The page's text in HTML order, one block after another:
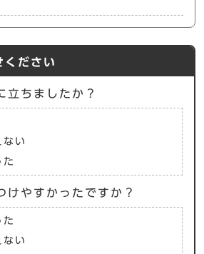
ください
立ちましたか？
ない
た
けやすかったですか？
た
ない